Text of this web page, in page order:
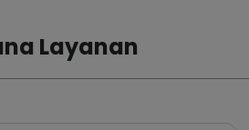
Layanan